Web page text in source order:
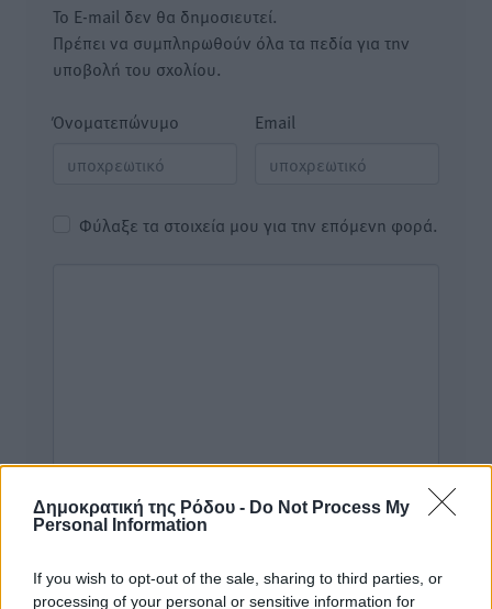
Δημοκρατική της Ρόδου - Do Not Process My
Personal Information
If you wish to opt-out of the sale, sharing to third parties, or
processing of your personal or sensitive information for
Το E-mail δεν θα δημοσιευτεί.
Πρέπει να συμπληρωθούν όλα τα πεδία για την
υποβολή του σχολίου.
Όνοματεπώνυμο Email
Φύλαξε τα στοιχεία μου για την επόμενη φορά.